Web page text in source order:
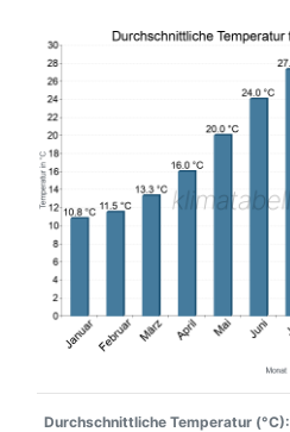
Durchschnittliche Temperatur (°C):